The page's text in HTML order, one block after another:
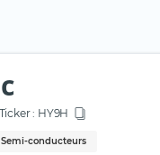
Ticker : HY9H
Semi-conducteurs